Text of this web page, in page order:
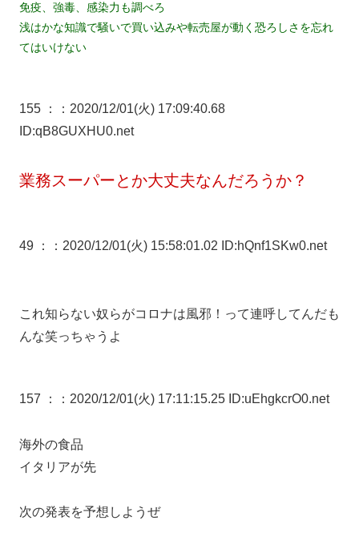
免疫、強毒、感染力も調べろ
浅はかな知識で騒いで買い込みや転売屋が動く恐ろしさを忘れ
てはいけない
155 ：
：2020/12/01(火) 17:09:40.68
ID:qB8GUXHU0.net
業務スーパーとか大丈夫なんだろうか？
49 ： ：2020/12/01(火) 15:58:01.02 ID:hQnf1SKw0.net
これ知らない奴らがコロナは風邪！って連呼してんだも
んな笑っちゃうよ
157 ： ：2020/12/01(火) 17:11:15.25 ID:uEhgkcrO0.net
海外の食品
イタリアが先
次の発表を予想しようぜ